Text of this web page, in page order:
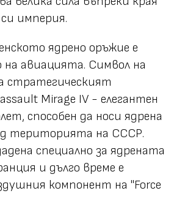
империя.
ядрено оръжие е
на авиацията. Символ на
стратегическият
Mirage IV - елегантен
способен да носи ядрена
територията на СССР.
специално за ядрената
и дълго време е
компонент на "Force